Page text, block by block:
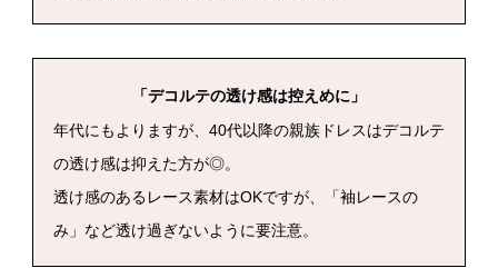
「デコルテの透け感は控えめに」
年代にもよりますが、40代以降の親族ドレスはデコルテ
の透け感は抑えた方が◎。
透け感のあるレース素材はOKですが、「袖レースの
み」など透け過ぎないように要注意。